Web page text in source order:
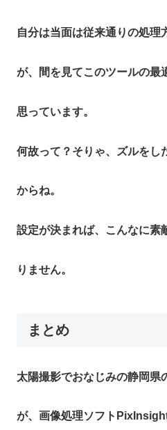
自分は当面は従来通りの処理
が、間を見てこのツールの最
思っています。
何故って？そりゃ、ズルをし
からね。
設定が決まれば、こんなに素
りません。
まとめ
太陽撮影でおなじみの静岡県
が、画像処理ソフト